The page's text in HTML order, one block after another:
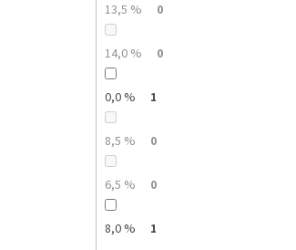
13,5 % 0
14,0 % 0
0,0 % 1
8,5 % 0
6,5 % 0
8,0 % 1